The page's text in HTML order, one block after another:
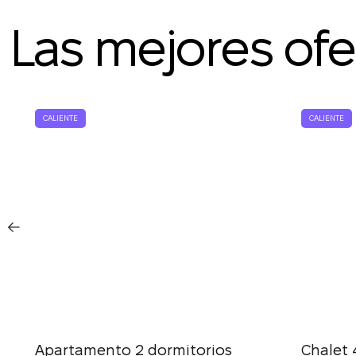
Las mejores
CALIENTE
Apartamento 2 dormitorios
CALIENTE
Chalet